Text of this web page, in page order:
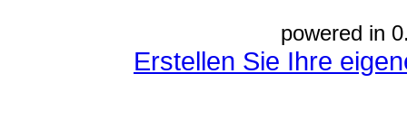
powered in
Erstellen Sie Ihre